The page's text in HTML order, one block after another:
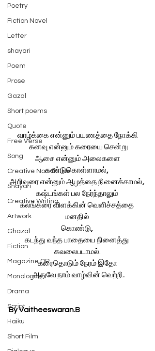
Poetry
Fiction Novel
Letter
shayari
Poem
Prose
Gazal
Short poems
Quote
Free Verse
Song
Creative Non-fiction
Shayari
Creative Writing
Artwork
Ghazal
Fiction
Magazine QR
Monologue
Drama
Script
Haiku
Short Film
வாழ்க்கை என்னும் பயணத்தை நோக்கி
கனவு என்னும் கரையை சென்று
ஆசை என்னும் அலைகளை
கண்டுகொள்ளாமல்,
அறிவுரை என்னும் ஆழத்தை நினைக்காமல்,
கஷ்டங்கள் பல நேர்ந்தாலும்
கலங்கரை விளக்கின் வெளிச்சத்தை
மனதில்
கொண்டு,
கடந்து வந்த பாதையை நினைத்து
கவலைபடாமல்.
கரைதொடும் நேரம் இதோ
அதுவே நாம் வாழ்வின் வெற்றி.
By Vaitheeswaran.B